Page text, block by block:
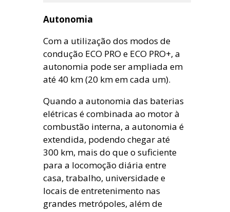
Autonomia
Com a utilização dos modos de
condução ECO PRO e ECO PRO+, a
autonomia pode ser ampliada em
até 40 km (20 km em cada um).
Quando a autonomia das baterias
elétricas é combinada ao motor à
combustão interna, a autonomia é
extendida, podendo chegar até
300 km, mais do que o suficiente
para a locomoção diária entre
casa, trabalho, universidade e
locais de entretenimento nas
grandes metrópoles, além de